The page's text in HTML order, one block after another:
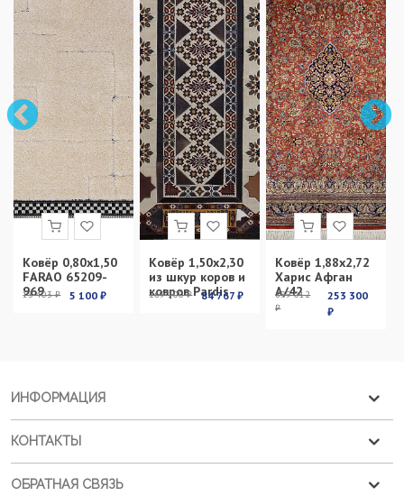
Ковёр 0,80х1,50
FARAO 65209-
969
13 403 ₽ 5 100 ₽
Ковёр 1,50х2,30
из шкур коров и
ковров Pardis
269 100 ₽ 84 767 ₽
Ковёр 1,88х2,72
Харис Афган
А/42
899 012
₽
253 300
₽
ИНФОРМАЦИЯ
КОНТАКТЫ
ОБРАТНАЯ СВЯЗЬ